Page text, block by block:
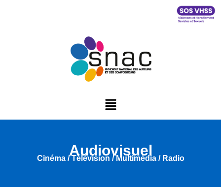
Audiovisuel
Cinéma / Télévision / Multimédia / Radio